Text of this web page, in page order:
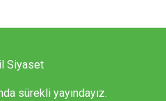
sürekli yayındayız.